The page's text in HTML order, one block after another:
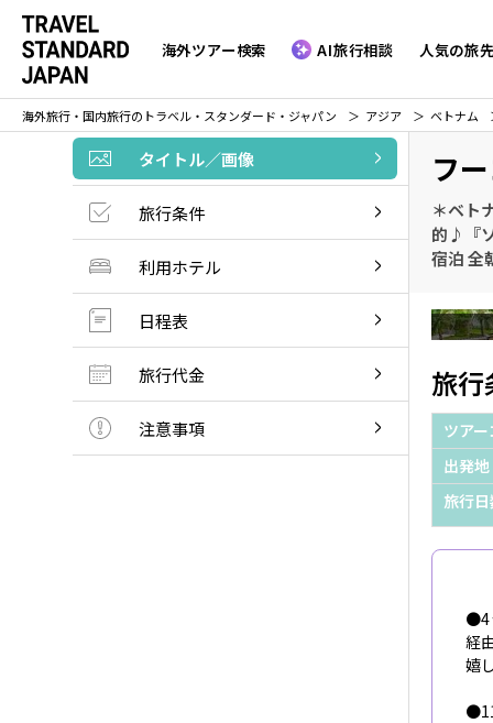
海外ツアー検索 AI旅行相談 人気の旅先
海外旅行・国内旅行のトラベル・スタンダード・ジャパン アジア ベトナム
タイトル／画像
旅行条件
利用ホテル
日程表
旅行代金
注意事項
フ
＊ベト
的♪『
宿泊 全
旅行
ツア
出発地
旅行日
●4
経
嬉